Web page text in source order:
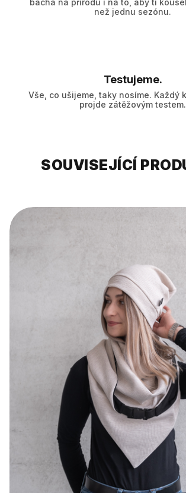
než jednu sezónu.
Testujeme.
Vše, co ušijeme, taky nosíme. Každý
projde zátěžovým testem.
SOUVISEJÍCÍ